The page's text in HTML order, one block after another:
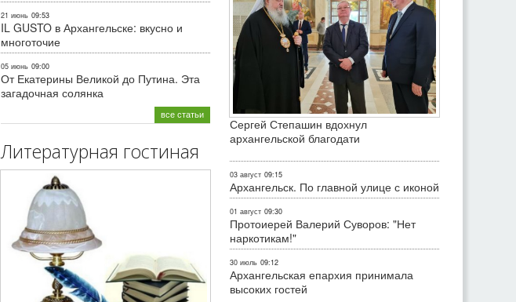
21 июнь 09:53
IL GUSTO в Архангельске: вкусно и
многоточие
05 июнь 09:00
От Екатерины Великой до Путина. Эта
загадочная солянка
все статьи
Литературная гостиная
Сергей Степашин вдохнул
архангельской благодати
03 август 09:15
Архангельск. По главной улице с иконой
01 август 09:30
Протоиерей Валерий Суворов: "Нет
наркотикам!"
30 июль 09:12
Архангельская епархия принимала
высоких гостей